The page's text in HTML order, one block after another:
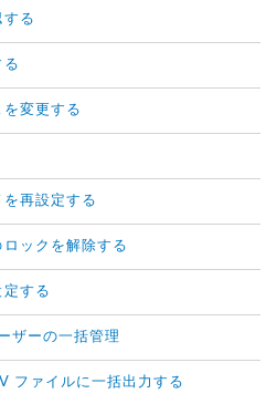
る
る
変更する
再設定する
ックを解除する
する
ザーの一括管理
ファイルに一括出力する